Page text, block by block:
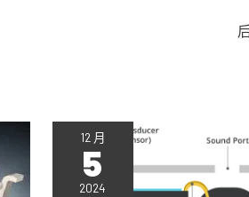
12 月
5
2024